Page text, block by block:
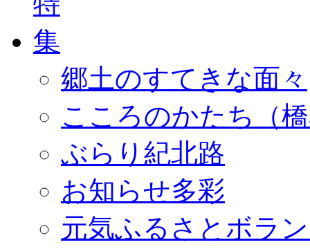
郷土のすてきな面々
こころのかたち（
ぶらり紀北路
お知らせ多彩
元気ふるさとボラ